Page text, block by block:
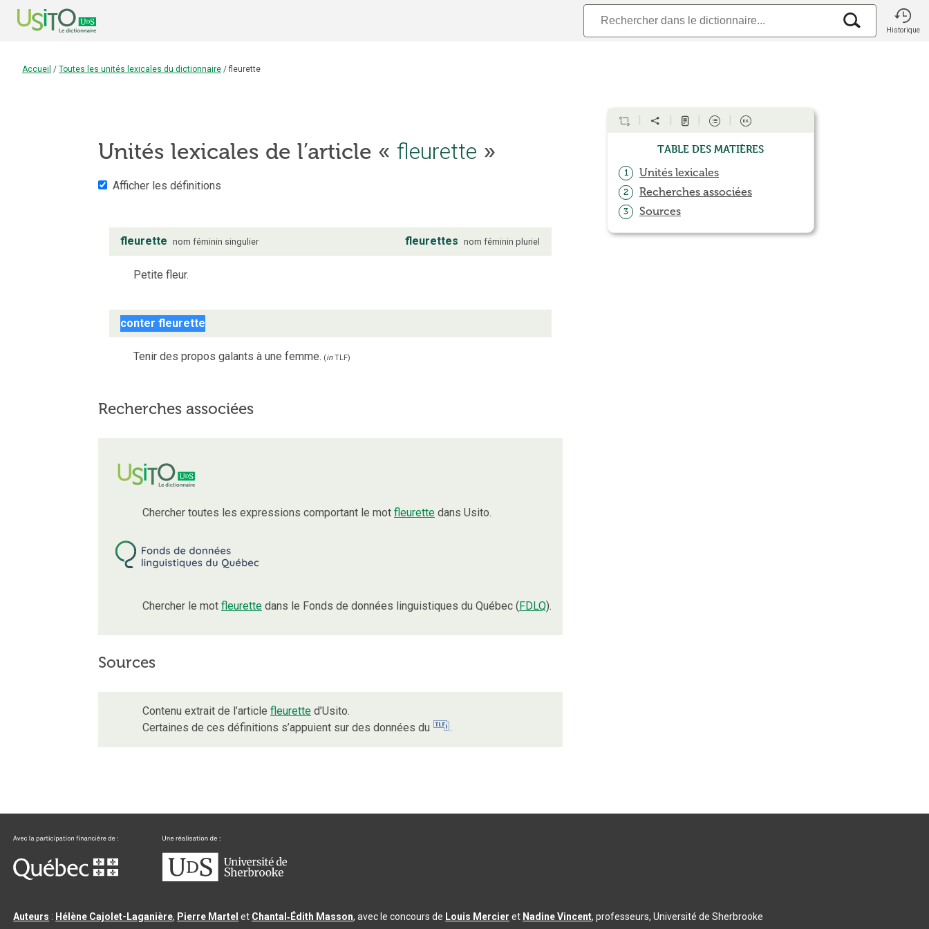
Historique
Accueil / Toutes les unités lexicales du dictionnaire / fleurette
Unités lexicales de l’article « fleurette »
Afficher les définitions
fleurette nom féminin singulier fleurettes nom féminin pluriel
Petite fleur.
conter fleurette
Tenir des propos galants à une femme. (inTLF)
Recherches associées
Chercher toutes les expressions comportant le mot fleurette dans Usito.
Chercher le mot fleurette dans le Fonds de données linguistiques du Québec (FDLQ).
Sources
Contenu extrait de l’article fleurette d’Usito.
Certaines de ces définitions s’appuient sur des données du
.
Table des matières
1 Unités lexicales
2 Recherches associées
3 Sources
Auteurs : Hélène Cajolet-Laganière, Pierre Martel et Chantal‑Édith Masson, avec le concours de Louis Mercier et Nadine Vincent, professeurs, Université de Sherbrooke